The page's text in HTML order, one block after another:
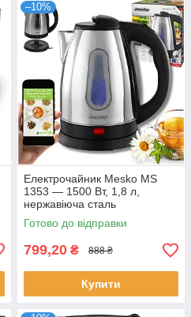
–10%
Електрочайник Mesko MS
1353 — 1500 Вт, 1,8 л,
нержавіюча сталь
Готово до відправки
799,20 ₴ 888 ₴
Купити